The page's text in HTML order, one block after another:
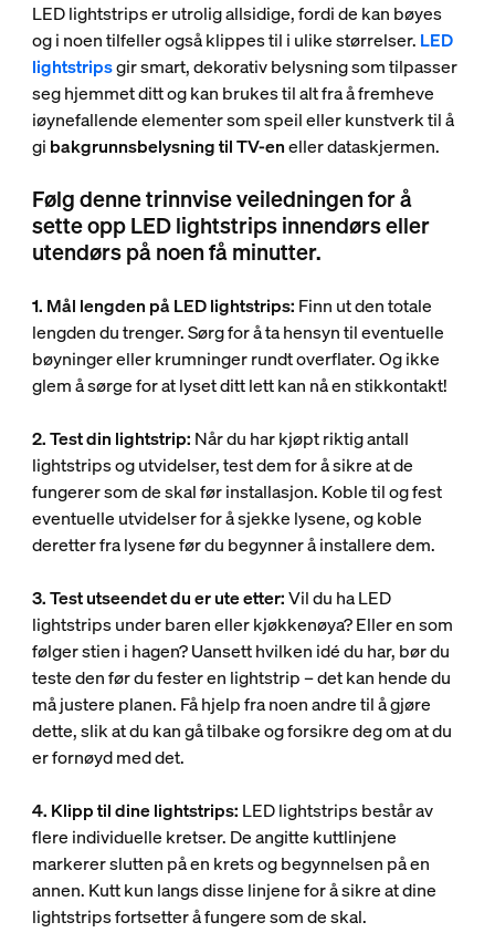
LED lightstrips er utrolig allsidige, fordi de kan bøyes
og i noen tilfeller også klippes til i ulike størrelser. LED
lightstripsgir smart, dekorativ belysning som tilpasser
seg hjemmet ditt og kan brukes til alt fra å fremheve
iøynefallende elementer som speil eller kunstverk til å
gi bakgrunnsbelysning til TV-eneller dataskjermen.
Følg denne trinnvise veiledningen for å
sette opp LED lightstrips innendørs eller
utendørs på noen få minutter.
1. Mål lengden på LED lightstrips: Finn ut den totale
lengden du trenger. Sørg for å ta hensyn til eventuelle
bøyninger eller krumninger rundt overflater. Og ikke
glem å sørge for at lyset ditt lett kan nå en stikkontakt!
2. Test din lightstrip: Når du har kjøpt riktig antall
lightstrips og utvidelser, test dem for å sikre at de
fungerer som de skal før installasjon. Koble til og fest
eventuelle utvidelser for å sjekke lysene, og koble
deretter fra lysene før du begynner å installere dem.
3. Test utseendet du er ute etter:Vil du ha LED
lightstrips under baren eller kjøkkenøya? Eller en som
følger stien i hagen? Uansett hvilken idé du har, bør du
teste den før du fester en lightstrip – det kan hende du
må justere planen. Få hjelp fra noen andre til å gjøre
dette, slik at du kan gå tilbake og forsikre deg om at du
er fornøyd med det.
4. Klipp til dine lightstrips: LED lightstrips består av
flere individuelle kretser. De angitte kuttlinjene
markerer slutten på en krets og begynnelsen på en
annen. Kutt kun langs disse linjene for å sikre at dine
lightstrips fortsetter å fungere som de skal.